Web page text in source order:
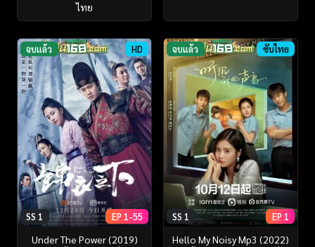
ไทย
จบแล้ว HD
SS 1 EP 1-55
Under The Power (2019)
จบแล้ว ซับไทย
SS 1 EP 1
Hello My Noisy Mp3 (2022)